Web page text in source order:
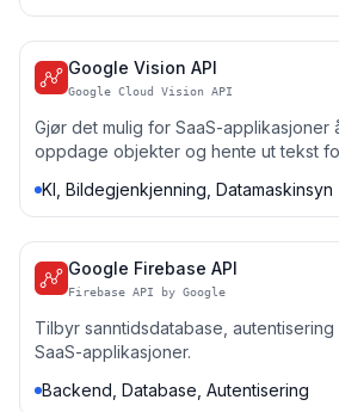
Google Vision API
Google Cloud Vision API
Gjør det mulig for SaaS-applikasjoner
oppdage objekter og hente ut tekst
KI, Bildegjenkjenning, Datamaskinsyn
Google Firebase API
Firebase API by Google
Tilbyr sanntidsdatabase,
SaaS-applikasjoner.
Backend, Database, Autentisering